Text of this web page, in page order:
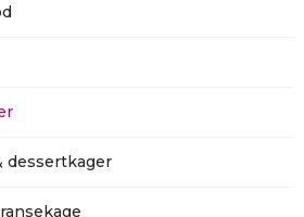
dessertkager